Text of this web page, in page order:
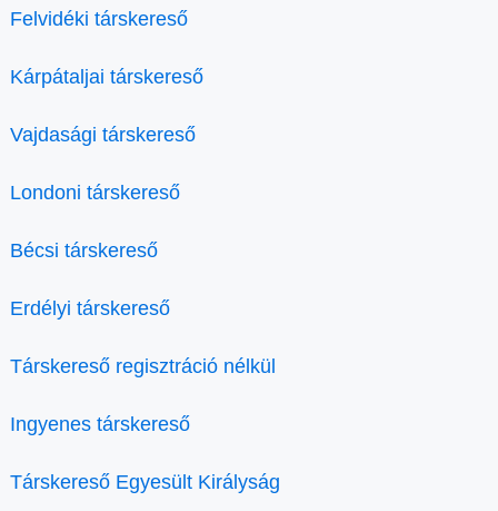
Felvidéki társkereső
Kárpátaljai társkereső
Vajdasági társkereső
Londoni társkereső
Bécsi társkereső
Erdélyi társkereső
Társkereső regisztráció nélkül
Ingyenes társkereső
Társkereső Egyesült Királyság